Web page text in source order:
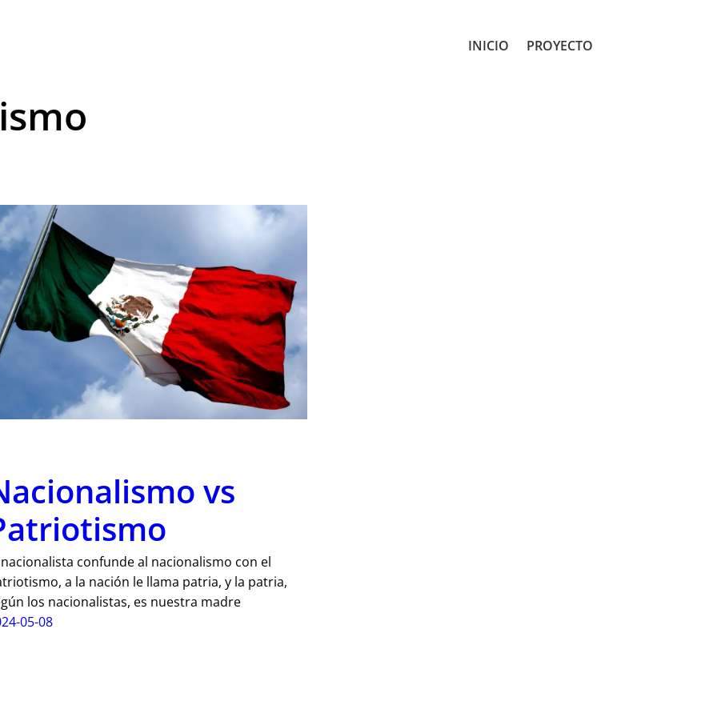
INICIO PROYECTO
vs
nacionalista confunde al nacionalismo con el
a la nación le llama patria, y la patria,
los nacionalistas, es nuestra madre
05-08